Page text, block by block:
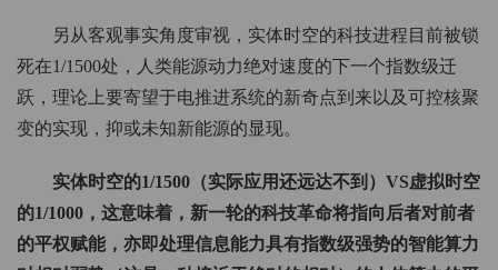
另从客观事实角度审视，实体时空的科技进程目前被锁
死在1/1500处，人类能源动力绝对速度的下一个指数级迁
跃，理论上要寄望于电推进系统的新奇点到来以及可控核聚
变的实现，抑或未知新能源的显现。
实体时空的1/1500（实际应用还远达不到）VS虚拟时空
的1/1000，这意味着，新一轮的科技革命将指向后者对前者
的平权赋能，亦即处理信息能力具有指数级强势的智能算力